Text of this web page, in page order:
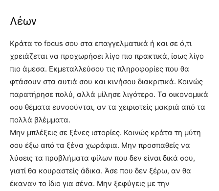
Λέων
Κράτα το focus σου στα επαγγελματικά ή και σε ό,τι
χρειάζεται να προχωρήσει λίγο πιο πρακτικά, ίσως λίγο
πιο άμεσα. Εκμεταλλεύσου τις πληροφορίες που θα
φτάσουν στα αυτιά σου και κινήσου διακριτικά. Κοινώς
παρατήρησε πολύ, αλλά μίλησε λιγότερο. Τα οικονομικά
σου θέματα ευνοούνται, αν τα χειριστείς μακριά από τα
πολλά βλέμματα.
Μην μπλέξεις σε ξένες ιστορίες. Κοινώς κράτα τη μύτη
σου έξω από τα ξένα χωράφια. Μην προσπαθείς να
λύσεις τα προβλήματα φίλων που δεν είναι δικά σου,
γιατί θα κουραστείς άδικα. Άσε που δεν ξέρω, αν θα
έκαναν το ίδιο για σένα. Μην ξεφύγεις με την